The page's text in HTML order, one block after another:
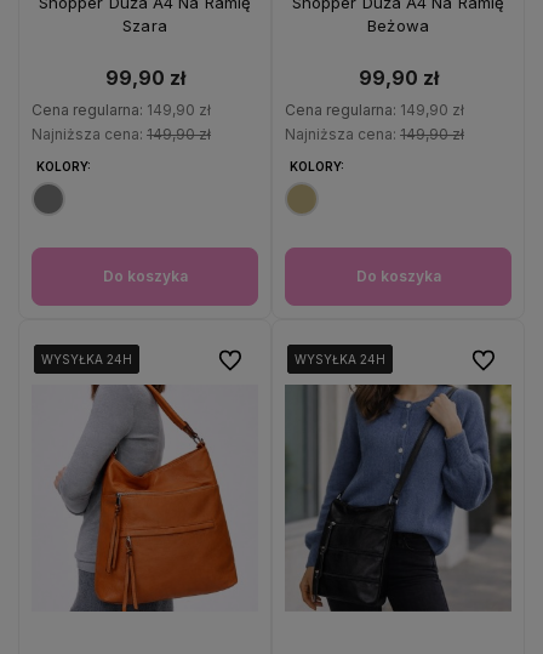
Szara
99,90 zł
Cena regularna: 149,90 zł
Najniższa cena: 149,90 zł
KOLORY:
Do koszyka
Beżowa
99,90 zł
Cena regularna: 149,90 zł
Najniższa cena: 149,90 zł
KOLORY:
Do koszyka
WYSYŁKA 24H
WYSYŁKA 24H
WYSYŁKA 24H
WYSYŁKA 24H Do ulubionychWYSYŁKA 24H
WYSYŁKA 24H
WYSYŁKA 24H
WYSYŁKA 24H Do